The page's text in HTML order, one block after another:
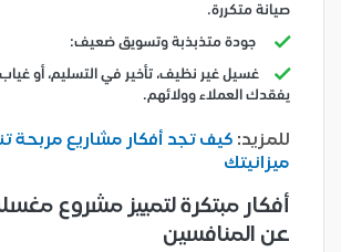
صيانة متكررة.
جودة متذبذبة وتسويق ضعيف:
غسيل غير نظيف، تأخير في التسليم، أو غياب
يفقدك العملاء وولائهم.
للمزيد: كيف تجد أفكار مشاريع مربحة
ميزانيتك
أفكار مبتكرة لتمييز مشروع
عن المنافسين